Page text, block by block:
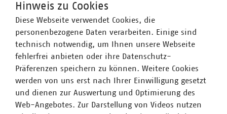
Hinweis zu Cookies
Diese Webseite verwendet Cookies, die
personenbezogene Daten verarbeiten. Einige sind
technisch notwendig, um Ihnen unsere Webseite
fehlerfrei anbieten oder ihre Datenschutz-
Präferenzen speichern zu können. Weitere Cookies
werden von uns erst nach Ihrer Einwilligung gesetzt
und dienen zur Auswertung und Optimierung des
Web-Angebotes. Zur Darstellung von Videos nutzen